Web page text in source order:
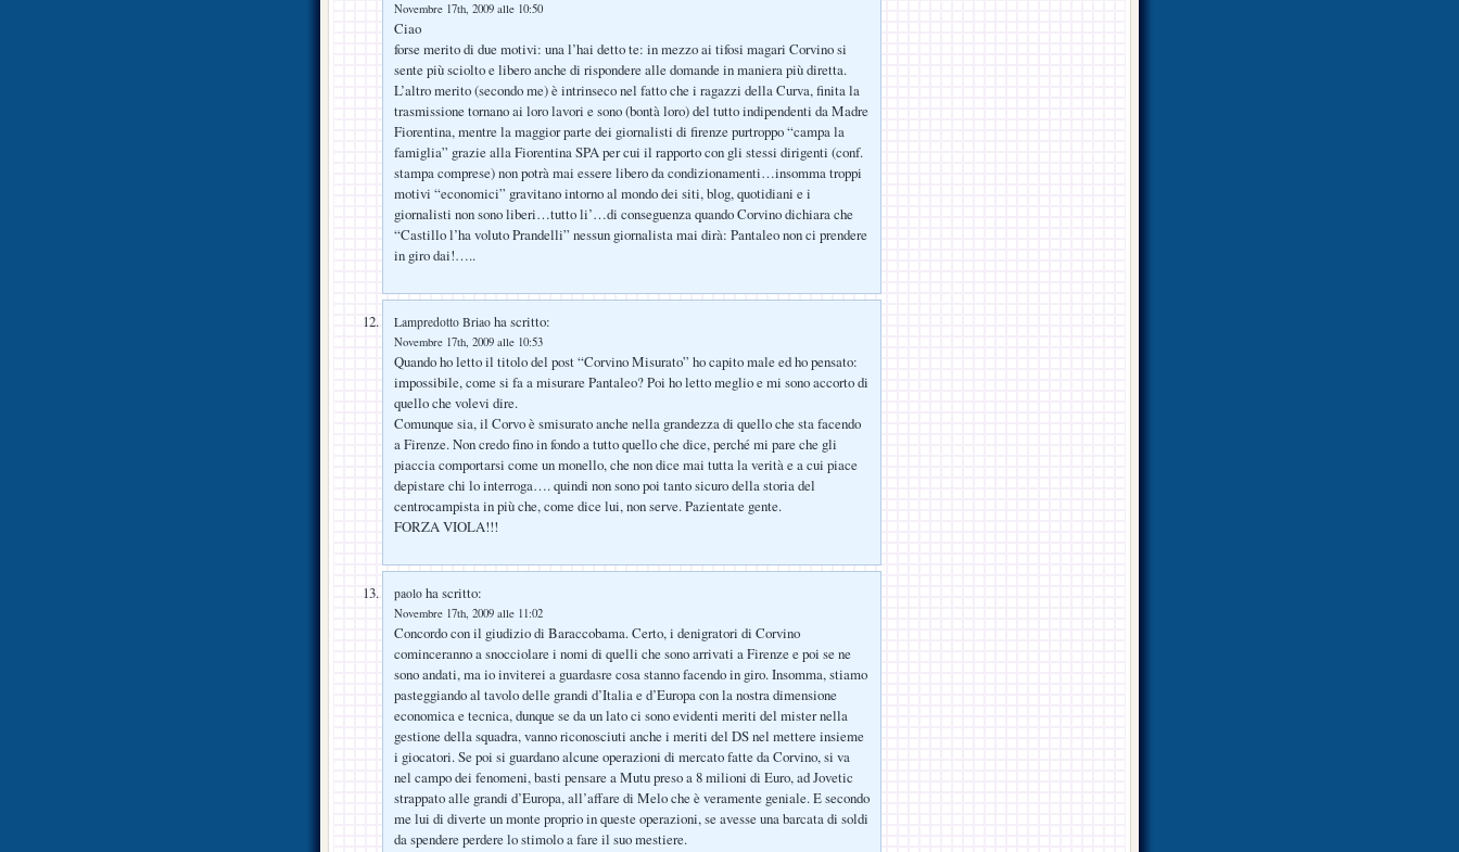
Novembre 17th, 2009 alle 10:50
Ciao
forse merito di due motivi: una l’hai detto te: in mezzo ai tifosi magari Corvino si
sente più sciolto e libero anche di rispondere alle domande in maniera più diretta.
L’altro merito (secondo me) è intrinseco nel fatto che i ragazzi della Curva, finita la
trasmissione tornano ai loro lavori e sono (bontà loro) del tutto indipendenti da Madre
Fiorentina, mentre la maggior parte dei giornalisti di firenze purtroppo “campa la
famiglia” grazie alla Fiorentina SPA per cui il rapporto con gli stessi dirigenti (conf.
stampa comprese) non potrà mai essere libero da condizionamenti…insomma troppi
motivi “economici” gravitano intorno al mondo dei siti, blog, quotidiani e i
giornalisti non sono liberi…tutto li’…di conseguenza quando Corvino dichiara che
“Castillo l’ha voluto Prandelli” nessun giornalista mai dirà: Pantaleo non ci prendere
in giro dai!…..
Lampredotto Briao ha scritto:
Novembre 17th, 2009 alle 10:53
Quando ho letto il titolo del post “Corvino Misurato” ho capito male ed ho pensato:
impossibile, come si fa a misurare Pantaleo? Poi ho letto meglio e mi sono accorto di
quello che volevi dire.
Comunque sia, il Corvo è smisurato anche nella grandezza di quello che sta facendo
a Firenze. Non credo fino in fondo a tutto quello che dice, perché mi pare che gli
piaccia comportarsi come un monello, che non dice mai tutta la verità e a cui piace
depistare chi lo interroga…. quindi non sono poi tanto sicuro della storia del
centrocampista in più che, come dice lui, non serve. Pazientate gente.
FORZA VIOLA!!!
paolo ha scritto:
Novembre 17th, 2009 alle 11:02
Concordo con il giudizio di Baraccobama. Certo, i denigratori di Corvino
cominceranno a snocciolare i nomi di quelli che sono arrivati a Firenze e poi se ne
sono andati, ma io inviterei a guardasre cosa stanno facendo in giro. Insomma, stiamo
pasteggiando al tavolo delle grandi d’Italia e d’Europa con la nostra dimensione
economica e tecnica, dunque se da un lato ci sono evidenti meriti del mister nella
gestione della squadra, vanno riconosciuti anche i meriti del DS nel mettere insieme
i giocatori. Se poi si guardano alcune operazioni di mercato fatte da Corvino, si va
nel campo dei fenomeni, basti pensare a Mutu preso a 8 milioni di Euro, ad Jovetic
strappato alle grandi d’Europa, all’affare di Melo che è veramente geniale. E secondo
me lui di diverte un monte proprio in queste operazioni, se avesse una barcata di soldi
da spendere perdere lo stimolo a fare il suo mestiere.